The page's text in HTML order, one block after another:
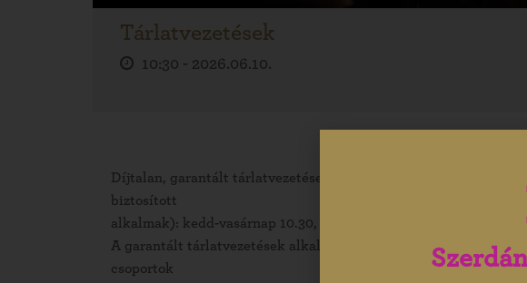
Tárlatvezetések
10:30 - 2026.06.10.
Díjtalan, garantált tárlatvezetések (csak egyéni látogatók
biztosított
alkalmak): kedd-vasárnap 10.30, 14.30
A garantált tárlatvezetések alkalmain túl vezetést kérő egyéni
csoportok